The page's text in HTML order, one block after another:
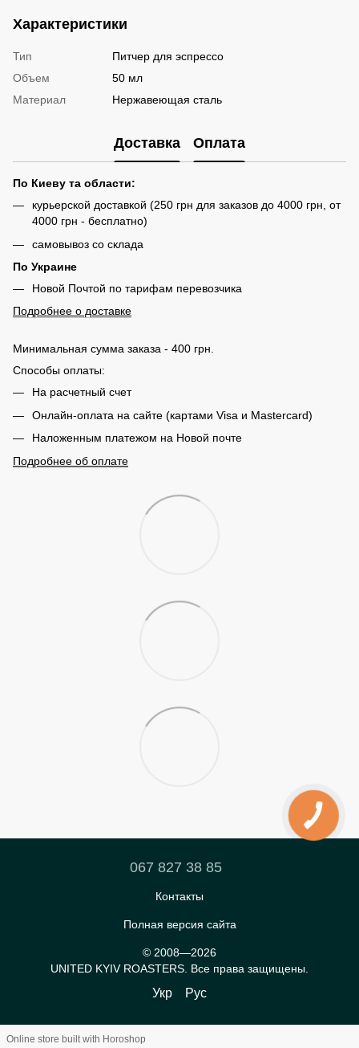
Характеристики
Тип
Питчер для эспрессо
Объем
50 мл
Материал
Нержавеющая сталь
Доставка Оплата
По Киеву та области:
курьерской доставкой (250 грн для заказов до 4000 грн, от
4000 грн - бесплатно)
самовывоз со склада
По Украине
Новой Почтой по тарифам перевозчика
Подробнее о доставке
Минимальная сумма заказа - 400 грн.
Способы оплаты:
На расчетный счет
Онлайн-оплата на сайте (картами Visa и Mastercard)
Наложенным платежом на Новой почте
Подробнее об оплате
067 827 38 85
Контакты
Полная версия сайта
© 2008—2026
UNITED KYIV ROASTERS. Все права защищены.
Укр Рус
Online store built with Horoshop